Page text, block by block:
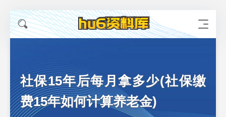
社保15年后每月拿多少(社保缴
费15年如何计算养老金)